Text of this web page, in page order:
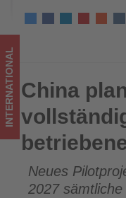
Wissen,
was
im
Tourismus
los
ist!
China plant erstes
Hotel
INTERNATIONAL China
Neues
2027